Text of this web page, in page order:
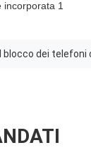
blocco dei telefoni